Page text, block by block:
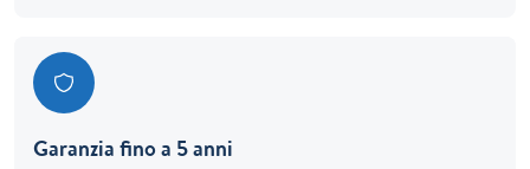
Garanzia fino a 5 anni